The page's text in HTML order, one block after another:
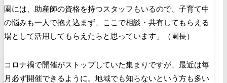
園には、助産師の資格を持つスタッフもいるので、子育て中
の悩みも一人で抱え込まず、ここで相談・共有してもらえる
場として活用してもらえたらと思っています」（園長）
コロナ禍で開催がストップしていた集まりですが、最近は毎
月必ず開催できるように。地域でも知らないという方も多い